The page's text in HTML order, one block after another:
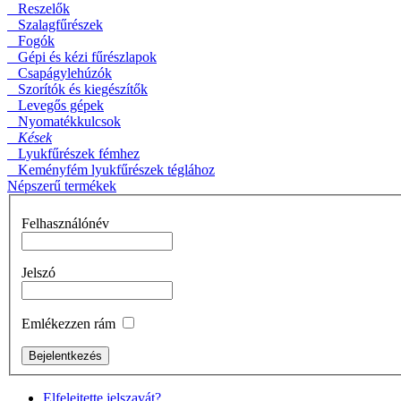
Reszelők
Szalagfűrészek
Fogók
Gépi és kézi fűrészlapok
Csapágylehúzók
Szorítók és kiegészítők
Levegős gépek
Nyomatékkulcsok
Kések
Lyukfűrészek fémhez
Keményfém lyukfűrészek téglához
Népszerű termékek
Felhasználónév
Jelszó
Emlékezzen rám
Elfelejtette jelszavát?
BAHCO 7 fiókos
szerszámkocsi (üres)
Zárt szerszámtáska
marokcsavarhúzó